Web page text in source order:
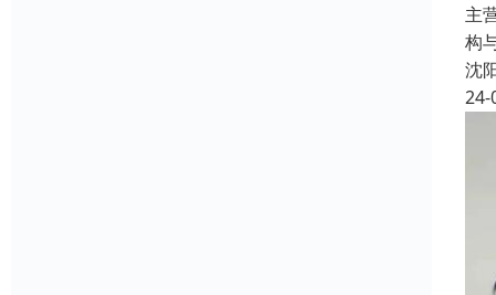
主
构
沈
24-